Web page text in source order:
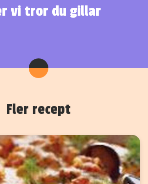
vi tror du gillar
Fler recept